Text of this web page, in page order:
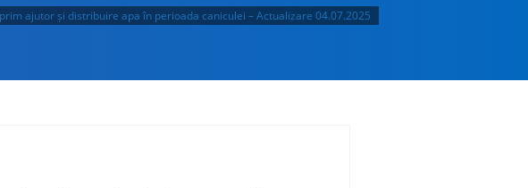
ajutor și distribuire apa în perioada caniculei – Actualizare 04.07.2025